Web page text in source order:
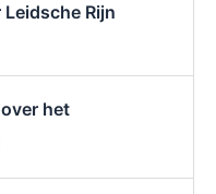
Rijn
het